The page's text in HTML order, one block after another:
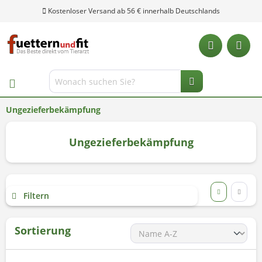
Kostenloser Versand ab 56 € innerhalb Deutschlands
Ungezieferbekämpfung
Ungezieferbekämpfung
Filtern
Sortierung